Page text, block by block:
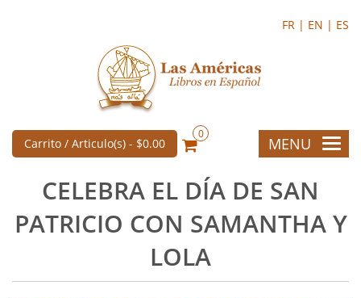
FR | EN | ES
Carrito / Articulo(s) - $0.00
0
MENU
CELEBRA EL DÍA DE SAN
PATRICIO CON SAMANTHA Y
LOLA